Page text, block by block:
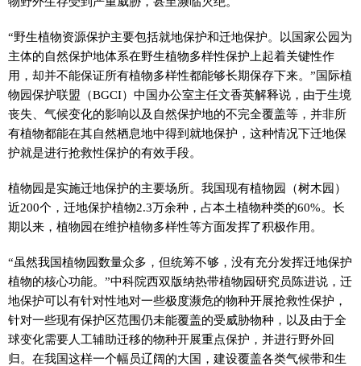
“野生植物资源保护主要包括就地保护和迁地保护。以国家公园为
主体的自然保护地体系在野生植物多样性保护上起着关键性作
用，却并不能保证所有植物多样性都能够长期保存下来。”国际植
物园保护联盟（BGCI）中国办公室主任文香英解释说，由于生境
丧失、气候变化的影响以及自然保护地的不完全覆盖等，并非所
有植物都能在其自然栖息地中得到就地保护，这种情况下迁地保
护就是进行抢救性保护的有效手段。
植物园是实施迁地保护的主要场所。我国现有植物园（树木园）
近200个，迁地保护植物2.3万余种，占本土植物种类的60%。长
期以来，植物园在维护植物多样性等方面发挥了积极作用。
“虽然我国植物园数量众多，但统筹不够，没有充分发挥迁地保护
植物的核心功能。”中科院西双版纳热带植物园研究员陈进说，迁
地保护可以有针对性地对一些极度濒危的物种开展抢救性保护，
针对一些现有保护区范围仍未能覆盖的受威胁物种，以及由于全
球变化需要人工辅助迁移的物种开展重点保护，并进行野外回
归。在我国这样一个幅员辽阔的大国，建设覆盖各类气候带和生